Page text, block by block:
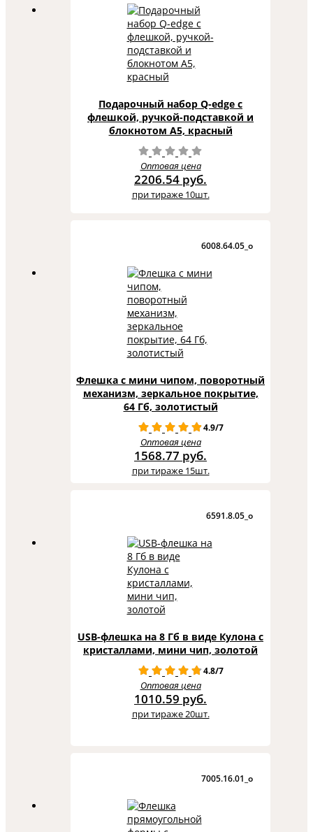
Подарочный набор Q-edge с
флешкой, ручкой-подставкой и
блокнотом А5, красный
Оптовая цена
2206.54 руб.
при тираже 10шт.
6008.64.05_o
Флешка с мини чипом, поворотный
механизм, зеркальное покрытие,
64 Гб, золотистый
4.9/7
Оптовая цена
1568.77 руб.
при тираже 15шт.
6591.8.05_o
USB-флешка на 8 Гб в виде Кулона с
кристаллами, мини чип, золотой
4.8/7
Оптовая цена
1010.59 руб.
при тираже 20шт.
7005.16.01_o